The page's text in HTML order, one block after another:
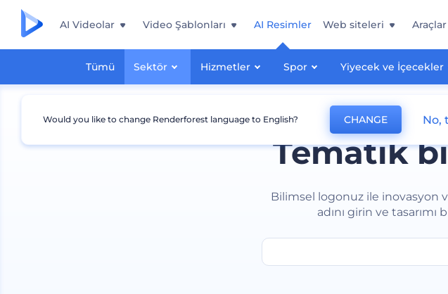
AI Videolar Video Şablonları AI Resimler
Tümü Sektör Hizmetler Spor Yiyecek ve İçecekler
Web siteleri Araçlar
Tematik
Bilimsel logonuz ile inovasyon
adını girin ve
Would you like to change Renderforest language to English? CHANGE No,